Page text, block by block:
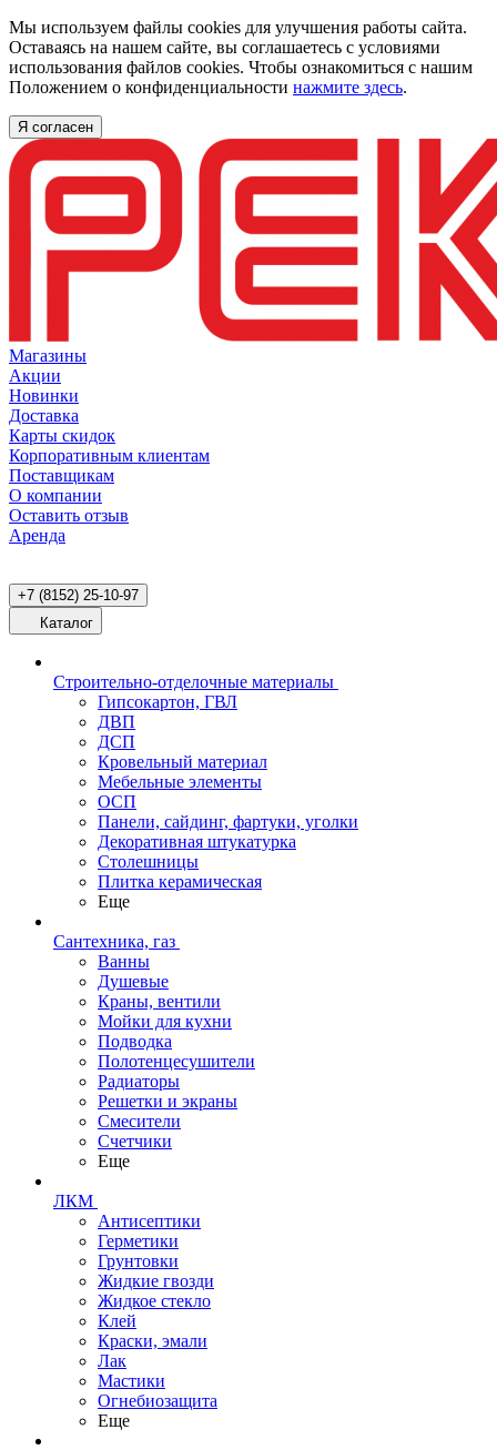
Мы используем файлы cookies для улучшения работы сайта.
Оставаясь на нашем сайте, вы соглашаетесь с условиями
использования файлов cookies. Чтобы ознакомиться с нашим
Положением о конфиденциальности нажмите здесь.
Я согласен
Магазины
Акции
Новинки
Доставка
Карты скидок
Корпоративным клиентам
Поставщикам
О компании
Оставить отзыв
Аренда
+7 (8152) 25-10-97
Каталог
Строительно-отделочные материалы
Гипсокартон, ГВЛ
ДВП
ДСП
Кровельный материал
Мебельные элементы
ОСП
Панели, сайдинг, фартуки, уголки
Декоративная штукатурка
Столешницы
Плитка керамическая
Еще
Сантехника, газ
Ванны
Душевые
Краны, вентили
Мойки для кухни
Подводка
Полотенцесушители
Радиаторы
Решетки и экраны
Смесители
Счетчики
Еще
ЛКМ
Антисептики
Герметики
Грунтовки
Жидкие гвозди
Жидкое стекло
Клей
Краски, эмали
Лак
Мастики
Огнебиозащита
Еще